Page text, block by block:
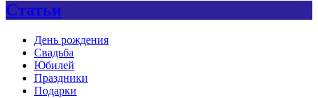
Статьи
День рождения
Свадьба
Юбилей
Праздники
Подарки